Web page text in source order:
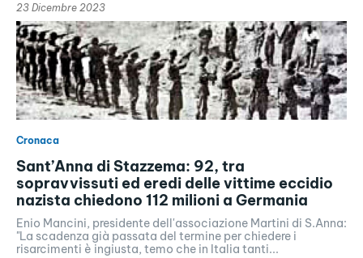
23 Dicembre 2023
Cronaca
Sant’Anna di Stazzema: 92, tra
sopravvissuti ed eredi delle vittime eccidio
nazista chiedono 112 milioni a Germania
Enio Mancini, presidente dell'associazione Martini di S.Anna:
"La scadenza già passata del termine per chiedere i
risarcimenti è ingiusta, temo che in Italia tanti...